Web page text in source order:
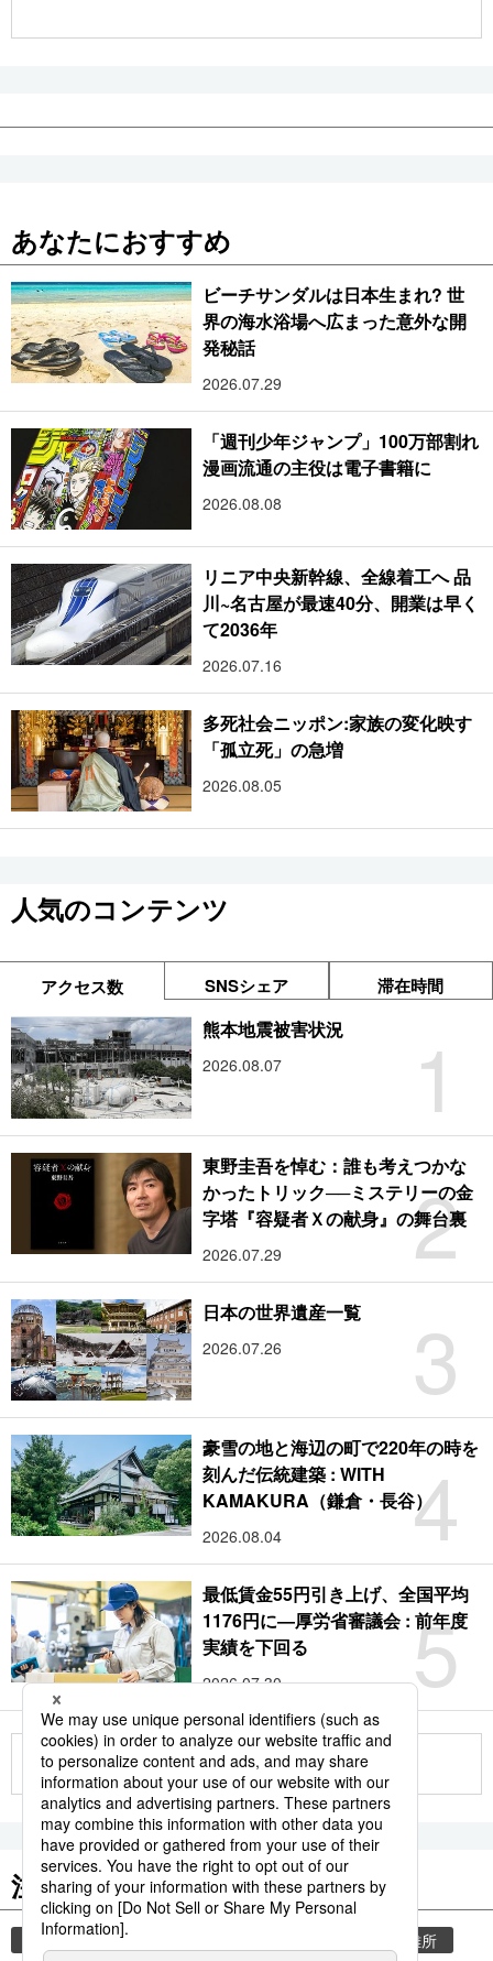
あなたにおすすめ
ビーチサンダルは日本生まれ? 世
界の海水浴場へ広まった意外な開
発秘話
2026.07.29
「週刊少年ジャンプ」100万部割れ
漫画流通の主役は電子書籍に
2026.08.08
リニア中央新幹線、全線着工へ 品
川~名古屋が最速40分、開業は早く
て2036年
2026.07.16
多死社会ニッポン:家族の変化映す
「孤立死」の急増
2026.08.05
人気のコンテンツ
アクセス数 SNSシェア 滞在時間
1
熊本地震被害状況
2026.08.07
2
東野圭吾を悼む：誰も考えつかな
かったトリック──ミステリーの金
字塔『容疑者Ｘの献身』の舞台裏
2026.07.29
3
日本の世界遺産一覧
2026.07.26
4
豪雪の地と海辺の町で220年の時を
刻んだ伝統建築 : WITH
KAMAKURA（鎌倉・長谷）
2026.08.04
5
最低賃金55円引き上げ、全国平均
1176円に―厚労省審議会 : 前年度
実績を下回る
2026.07.30
もっと見る
注目のキーワード
共同通信ニュース 避難所